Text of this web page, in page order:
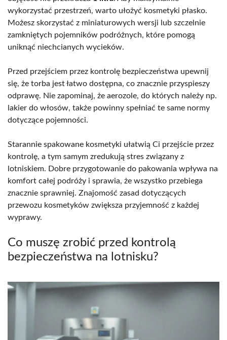
wykorzystać przestrzeń, warto ułożyć kosmetyki płasko.
Możesz skorzystać z miniaturowych wersji lub szczelnie
zamkniętych pojemników podróżnych, które pomogą
uniknąć niechcianych wycieków.
Przed przejściem przez kontrolę bezpieczeństwa upewnij
się, że torba jest łatwo dostępna, co znacznie przyspieszy
odprawę. Nie zapominaj, że aerozole, do których należy np.
lakier do włosów, także powinny spełniać te same normy
dotyczące pojemności.
Starannie spakowane kosmetyki ułatwią Ci przejście przez
kontrolę, a tym samym zredukują stres związany z
lotniskiem. Dobre przygotowanie do pakowania wpływa na
komfort całej podróży i sprawia, że wszystko przebiega
znacznie sprawniej. Znajomość zasad dotyczących
przewozu kosmetyków zwiększa przyjemność z każdej
wyprawy.
Co muszę zrobić przed kontrolą
bezpieczeństwa na lotnisku?